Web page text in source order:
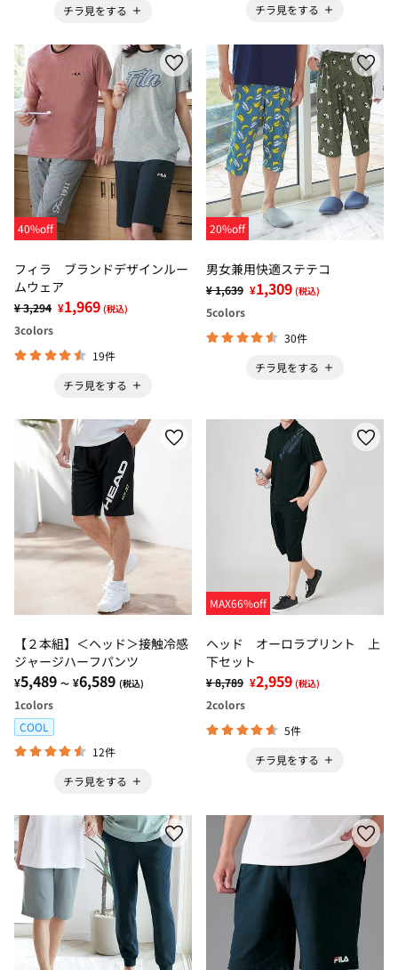
チラ見をする
チラ見をする
40%off
フィラ ブランドデザインルー
ムウェア
¥ 3,294 ¥1,969 (税込)
3colors
19件
チラ見をする
20%off
男女兼用快適ステテコ
¥ 1,639 ¥1,309 (税込)
5colors
30件
チラ見をする
【２本組】＜ヘッド＞接触冷感
ジャージハーフパンツ
¥5,489 ～ ¥6,589 (税込)
1colors
COOL
12件
チラ見をする
MAX66%off
ヘッド オーロラプリント 上
下セット
¥ 8,789 ¥2,959 (税込)
2colors
5件
チラ見をする